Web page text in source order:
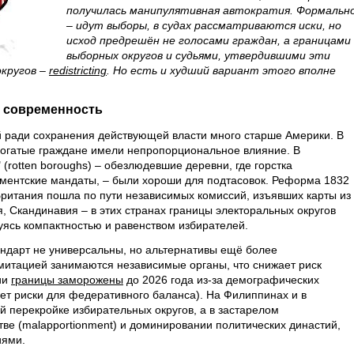
получилась манипулятивная автократия.
– идут выборы, в судах рассматриваются иски, но
исход предрешён не голосами граждан, а границами
выборных округов и судьями, утвердившими эти
– redistricting . Но есть и худший вариант этого вполне
сохранения действующей власти много старше Америки. В
граждане имели непропорциональное влияние. В
boroughs) – обезлюдевшие деревни, где горстка
мандаты, – были хороши для подтасовок. Реформа 1832
пошла по пути независимых комиссий, изъявших карты из
– в этих странах границы электоральных округов
компактностью и равенством избирателей.
не универсальны, но альтернативы ещё более
занимаются независимые органы, что снижает риск
границы заморожены до 2026 года из-за демографических
риски для федеративного баланса). На Филиппинах и в
избирательных округов, а в застарелом
(malapportionment) и доминировании политических династий,